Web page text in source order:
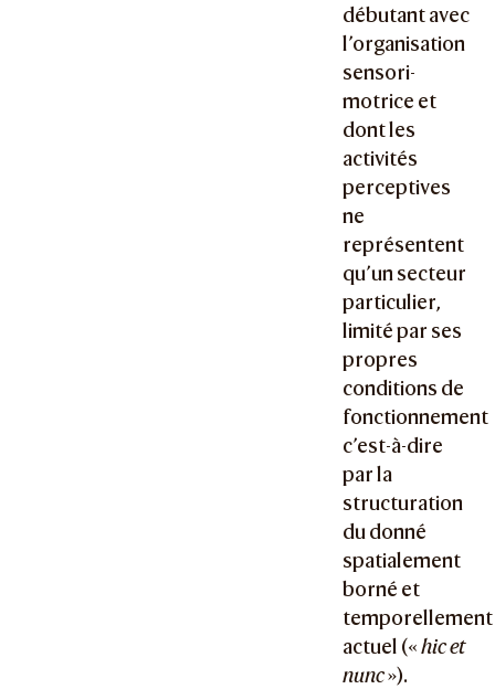
débutant avec
l’organisation
sensori-
motrice et
dont les
activités
perceptives
ne
représentent
qu’un secteur
particulier,
limité par ses
propres
conditions de
fonctionnement
c’est-à-dire
par la
structuration
du donné
spatialement
borné et
temporellement
actuel («hic et
nunc»).